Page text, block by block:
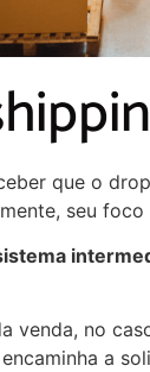
que o
seu
venda, no
a